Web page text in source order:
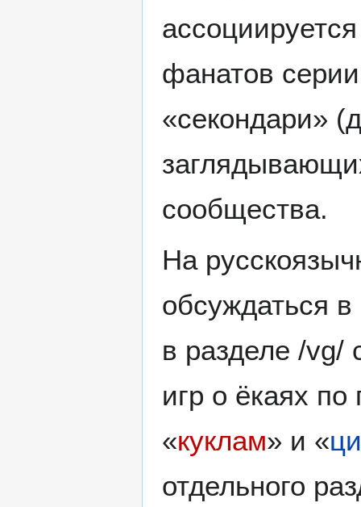
фанатов
«секондари»
сообщества.
На
обсуждаться
в разделе /vg/
игр о ёкаях по
«куклам» и «
отдельного